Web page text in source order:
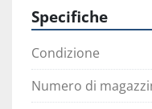
Specifiche
Condizione
Numero di